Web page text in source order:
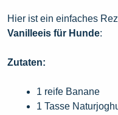
Hier ist ein einfaches
Vanilleeis für Hunde:
Zutaten:
1 reife Banane
1 Tasse